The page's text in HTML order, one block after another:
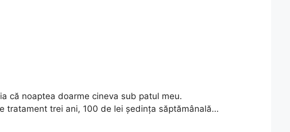
că noaptea doarme cineva sub patul meu.
tratament trei ani, 100 de lei ședința săptămânală…